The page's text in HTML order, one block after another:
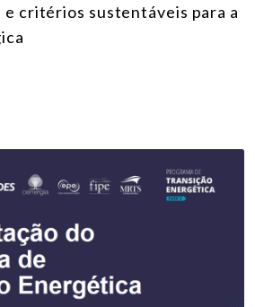
e critérios sustentáveis para a